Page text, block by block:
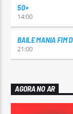
50+
14:00
BAILE MANIA FIM
21:00
AGORA NO AR